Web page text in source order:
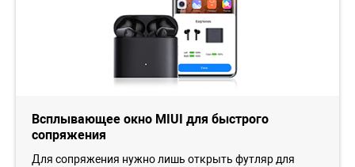
Всплывающее окно MIUI для быстрого
сопряжения
Для сопряжения нужно лишь открыть футляр для